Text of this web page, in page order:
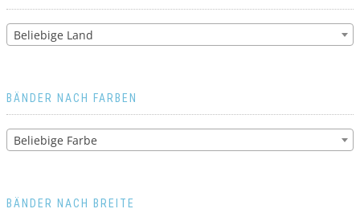
Beliebige Land
BÄNDER NACH FARBEN
Beliebige Farbe
BÄNDER NACH BREITE